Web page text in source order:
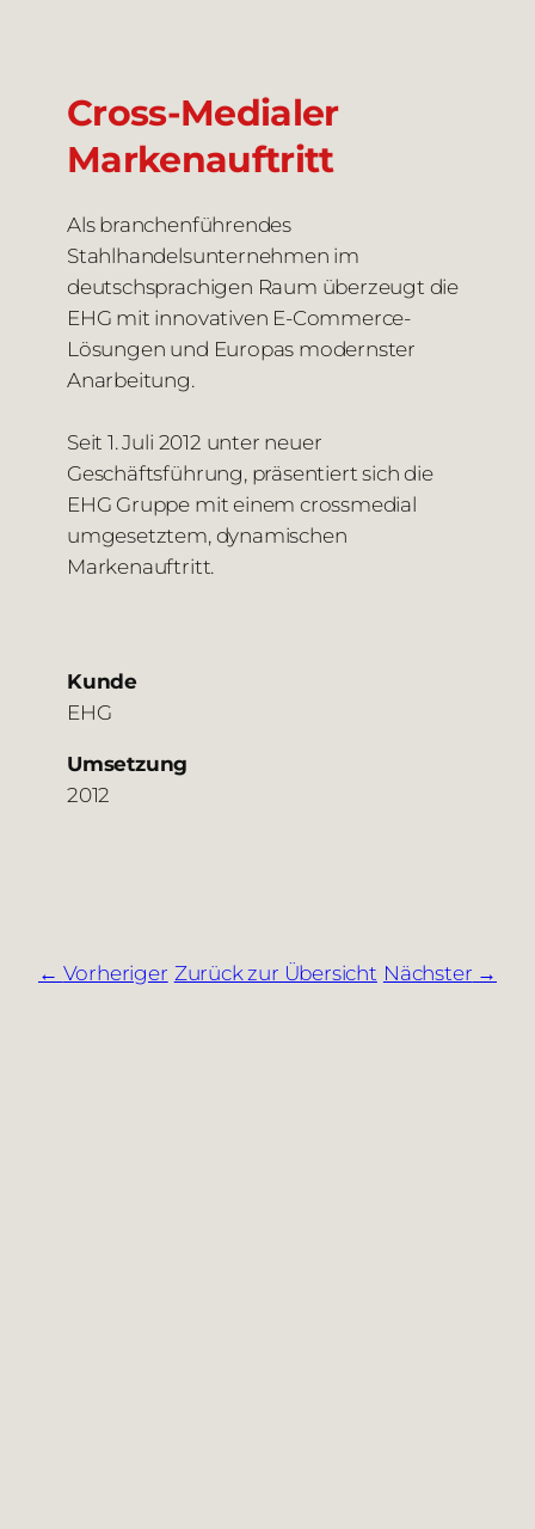
Cross-Medialer
Markenauftritt
Als branchenführendes
Stahlhandelsunternehmen im
deutschsprachigen Raum überzeugt die
EHG mit innovativen E-Commerce-
Lösungen und Europas modernster
Anarbeitung.
Seit 1. Juli 2012 unter neuer
Geschäftsführung, präsentiert sich die
EHG Gruppe mit einem crossmedial
umgesetztem, dynamischen
Markenauftritt.
Kunde
EHG
Umsetzung
2012
Vorheriger Zurück zur Übersicht Nächster